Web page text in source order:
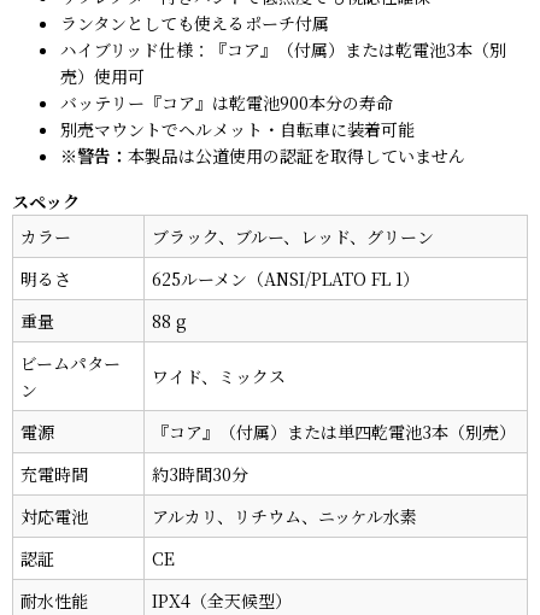
ランタンとしても使えるポーチ付属
ハイブリッド仕様：『コア』（付属）または乾電池3本（別
売）使用可
バッテリー『コア』は乾電池900本分の寿命
別売マウントでヘルメット・自転車に装着可能
※警告： 本製品は公道使用の認証を取得していません
スペック
カラー
ブラック、ブルー、レッド、グリーン
明るさ
625ルーメン（ANSI/PLATO FL 1）
重量
88 g
ビームパター
ン
ワイド、ミックス
電源
『コア』（付属）または単四乾電池3本（別売）
充電時間
約3時間30分
対応電池
アルカリ、リチウム、ニッケル水素
認証
CE
耐水性能
IPX4（全天候型）